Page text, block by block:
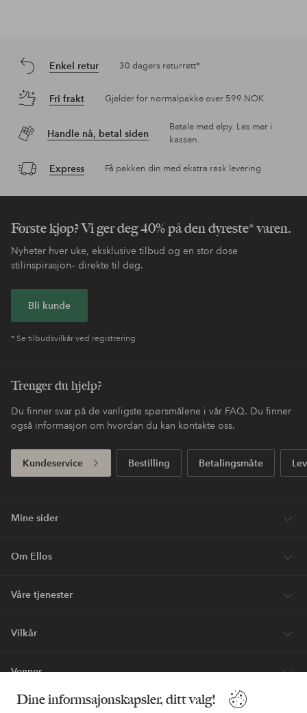
Dine informsajonskapsler, ditt valg!
Enkel retur 30 dagers returrett*
Fri frakt Gjelder for normalpakke over 599 NOK
Handle nå, betal siden
Betale med elpy. Les mer i
kassen.
Express Få pakken din med ekstra rask levering
Første kjøp? Vi ger deg 40% på den dyreste* varen.
Nyheter hver uke, eksklusive tilbud og en stor dose
stilinspirasjon– direkte til deg.
Bli kunde
* Se tilbudsvilkår ved registrering
Trenger du hjelp?
Du finner svar på de vanligste spørsmålene i vår FAQ. Du finner
også informasjon om hvordan du kan kontakte oss.
Kundeservice Bestilling Betalingsmåte
Mine sider
Om Ellos
Våre tjenester
Vilkår
Venner